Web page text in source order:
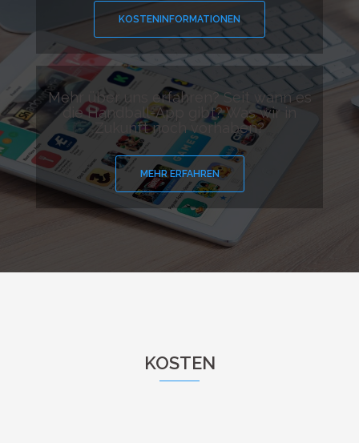
KOSTENINFORMATIONEN
Mehr über uns erfahren? Seit wann es
die Handball-App gibt? Was wir in
Zukunft noch vorhaben?
MEHR ERFAHREN
KOSTEN